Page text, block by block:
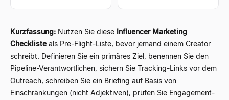
Kurzfassung: Nutzen Sie diese Influencer Marketing
Checklisteals Pre-Flight-Liste, bevor jemand einem Creator
schreibt. Definieren Sie ein primäres Ziel, benennen Sie den
Pipeline-Verantwortlichen, sichern Sie Tracking-Links vor dem
Outreach, schreiben Sie ein Briefing auf Basis von
Einschränkungen (nicht Adjektiven), prüfen Sie Engagement-